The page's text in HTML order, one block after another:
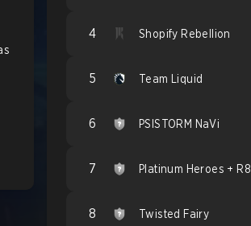
4 Shopify Rebellion
5 Team Liquid
6 PSISTORM NaVi
7 Platinum Heroes + R8
8 Twisted Fairy